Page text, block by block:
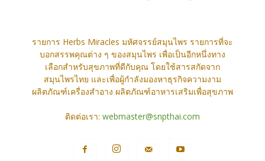
รายการ Herbs Miracles มหัศจรรย์สมุนไพร รายการที่จะ
บอกสรรพคุณต่าง ๆ ของสมุนไพร เพื่อเป็นอีกหนึ่งทาง
เลือกสำหรับสุขภาพที่ดีกับคุณ โดยใช้สารสกัดจาก
สมุนไพรไทย และเพื่อผู้กำลังมองหาธุรกิจความงาม
ผลิตภัณฑ์เครื่องสำอาง ผลิตภัณฑ์อาหารเสริมเพื่อสุขภาพ
ติดต่อเรา: webmaster@snpthai.com